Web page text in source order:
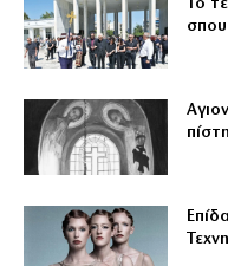
Το